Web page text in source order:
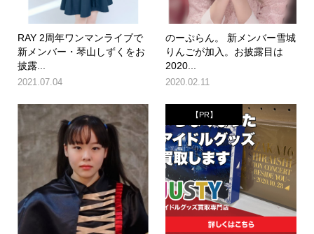
RAY 2周年ワンマンライブで
新メンバー・琴山しずくをお
披露...
2021.07.04
のーぷらん。 新メンバー雪城
りんごが加入。お披露目は
2020...
2020.02.11
【PR】